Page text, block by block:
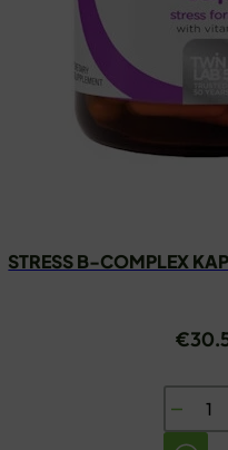
STRESS B-COMPLEX
€
STRESS
B-